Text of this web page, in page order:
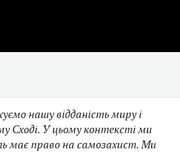
нашу відданість миру і
Сході. У цьому контексті ми
має право на самозахист. Ми